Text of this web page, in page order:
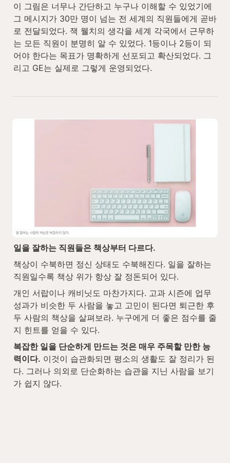
이 그림은 너무나 간단하고 누구나 이해할 수 있었기에
그 메시지가 30만 명이 넘는 전 세계의 직원들에게 곧바
로 전달되었다. 잭 웰치의 생각을 세계 각국에서 근무하
는 모든 직원이 분명히 알 수 있었다. 1등이나 2등이 되
어야 한다는 목표가 명확하게 선포되고 확산되었다. 그
리고 GE는 실제로 그렇게 운영되었다.
일을 잘하는 직원들은 책상부터 다르다.
책상이 수북하면 정신 상태도 수북해진다. 일을 잘하는
직원일수록 책상 위가 항상 잘 정돈되어 있다.
개인 서랍이나 캐비닛도 마찬가지다. 고과 시즌에 업무
성과가 비슷한 두 사람을 놓고 고민이 된다면 퇴근한 후
두 사람의 책상을 살펴보라. 누구에게 더 좋은 점수를 줄
지 힌트를 얻을 수 있다.
복잡한 일을 단순하게 만드는 것은 매우 주목할 만한 능
력이다. 이것이 습관화되면 평소의 생활도 잘 정리가 된
다. 그러나 의외로 단순화하는 습관을 지닌 사람을 보기
가 쉽지 않다.